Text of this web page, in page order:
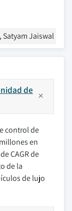
Satyam Jaiswal
de
control de
en
CAGR de
de la
de lujo